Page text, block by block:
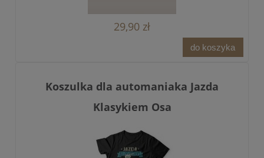
29,90 zł
do koszyka
Koszulka dla automaniaka Jazda
Klasykiem Osa